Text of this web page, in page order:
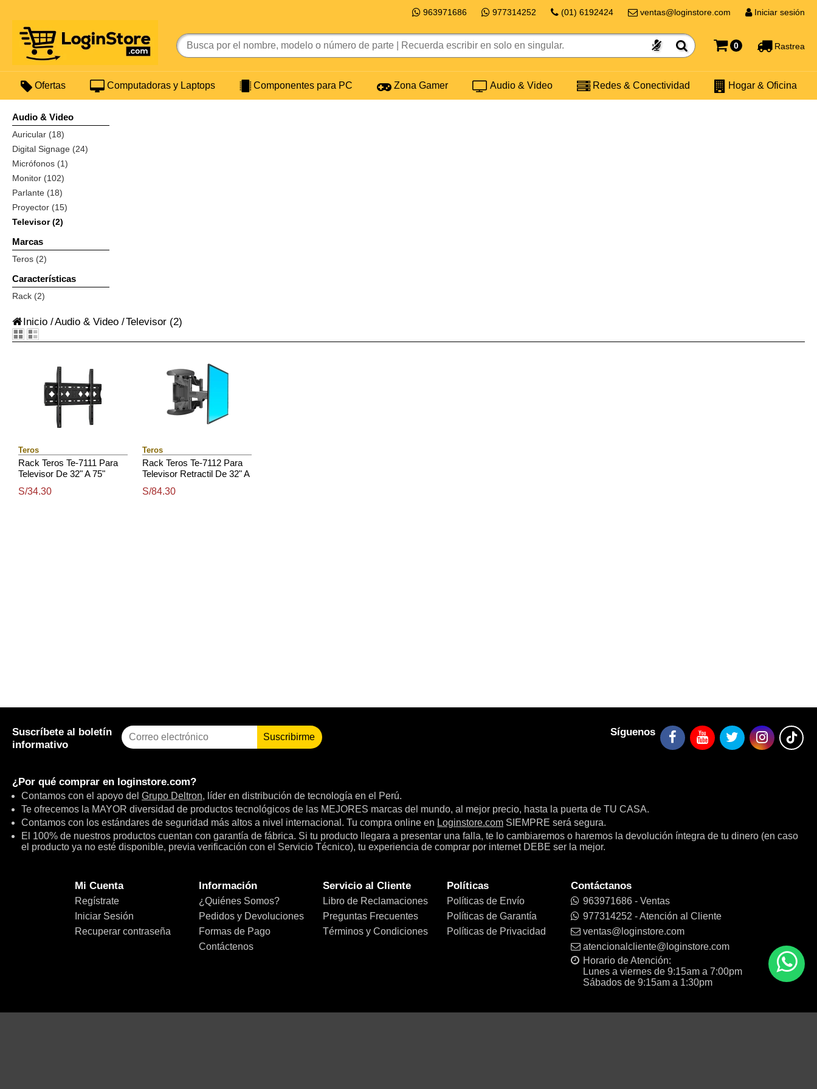
963971686 977314252 (01) 6192424 ventas@loginstore.com Iniciar sesión
0 Rastrea
Ofertas Computadoras y Laptops Componentes para PC Zona Gamer Audio & Video Redes & Conectividad Hogar & Oficina
Audio & Video
Auricular (18)
Digital Signage (24)
Micrófonos (1)
Monitor (102)
Parlante (18)
Proyector (15)
Televisor (2)
Marcas
Teros (2)
Características
Rack (2)
Inicio /Audio & Video /Televisor (2)
Teros
Rack Teros Te-7111 Para
Televisor De 32" A 75"
S/34.30
Teros
Rack Teros Te-7112 Para
Televisor Retractil De 32" A
S/84.30
Suscríbete al boletín
informativo
Suscribirme Síguenos
¿Por qué comprar en loginstore.com?
Contamos con el apoyo del Grupo Deltron, líder en distribución de tecnología en el Perú.
Te ofrecemos la MAYOR diversidad de productos tecnológicos de las MEJORES marcas del mundo, al mejor precio, hasta la puerta de TU CASA.
Contamos con los estándares de seguridad más altos a nivel internacional. Tu compra online en Loginstore.com SIEMPRE será segura.
El 100% de nuestros productos cuentan con garantía de fábrica. Si tu producto llegara a presentar una falla, te lo cambiaremos o haremos la devolución íntegra de tu dinero (en caso
el producto ya no esté disponible, previa verificación con el Servicio Técnico), tu experiencia de comprar por internet DEBE ser la mejor.
Mi Cuenta
Regístrate
Iniciar Sesión
Recuperar contraseña
Información
¿Quiénes Somos?
Pedidos y Devoluciones
Formas de Pago
Contáctenos
Servicio al Cliente
Libro de Reclamaciones
Preguntas Frecuentes
Términos y Condiciones
Políticas
Políticas de Envío
Políticas de Garantía
Políticas de Privacidad
Contáctanos
963971686 - Ventas
977314252 - Atención al Cliente
ventas@loginstore.com
atencionalcliente@loginstore.com
Horario de Atención:
Lunes a viernes de 9:15am a 7:00pm
Sábados de 9:15am a 1:30pm